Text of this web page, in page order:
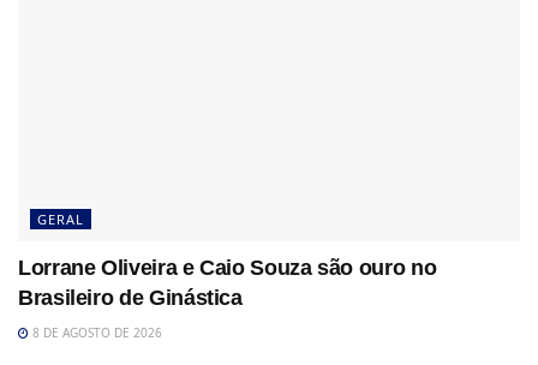
GERAL
Lorrane Oliveira e Caio Souza são ouro no
Brasileiro de Ginástica
8 DE AGOSTO DE 2026